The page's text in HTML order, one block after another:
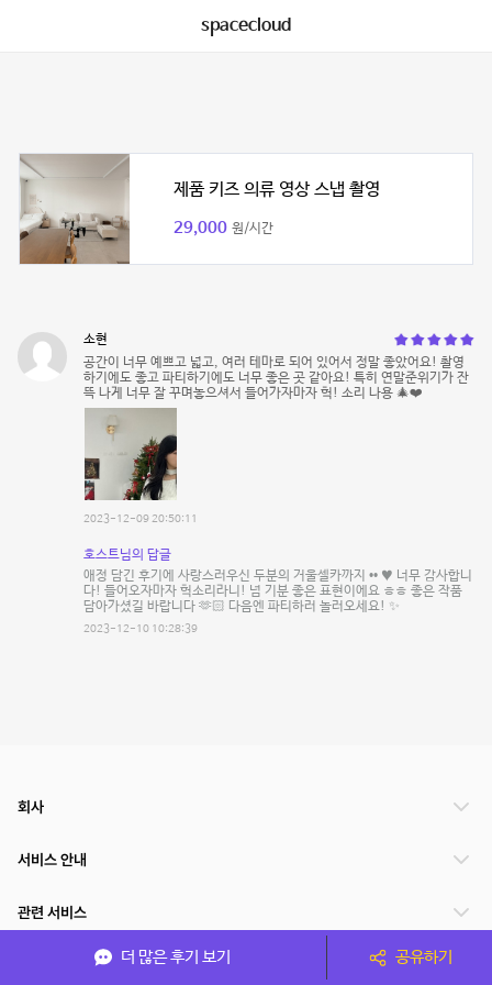
spacecloud
제품 키즈 의류 영상 스냅 촬영
29,000 원/시간
소현
공간이 너무 예쁘고 넓고, 여러 테마로 되어 있어서 정말 좋았어요! 촬영
하기에도 좋고 파티하기에도 너무 좋은 곳 같아요! 특히 연말준위기가 잔
뜩 나게 너무 잘 꾸며놓으셔서 들어가자마자 헉! 소리 나용 🎄❤️
2023-12-09 20:50:11
호스트님의 답글
애정 담긴 후기에 사랑스러우신 두분의 거울셀카까지 •• ♥ 너무 감사합니
다! 들어오자마자 헉소리라니! 넘 기분 좋은 표현이에요 ㅎㅎ 좋은 작품
담아가셨길 바랍니다 🫶🏻 다음엔 파티하러 놀러오세요! ✨
2023-12-10 10:28:39
더 많은 후기 보기 공유하기
회사
서비스 안내
관련 서비스